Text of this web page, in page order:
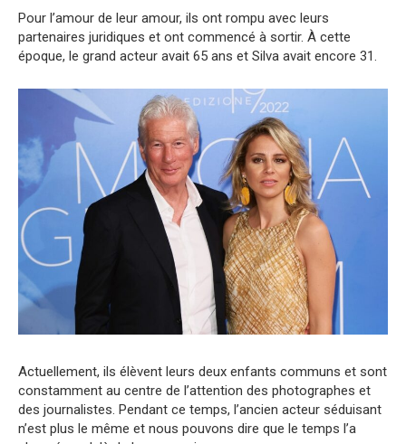
Pour l’amour de leur amour, ils ont rompu avec leurs
partenaires juridiques et ont commencé à sortir. À cette
époque, le grand acteur avait 65 ans et Silva avait encore 31.
Actuellement, ils élèvent leurs deux enfants communs et sont
constamment au centre de l’attention des photographes et
des journalistes. Pendant ce temps, l’ancien acteur séduisant
n’est plus le même et nous pouvons dire que le temps l’a